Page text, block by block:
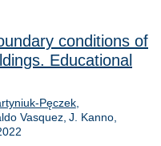
conditions of
Educational
Pęczek
Vasquez J. Kanno